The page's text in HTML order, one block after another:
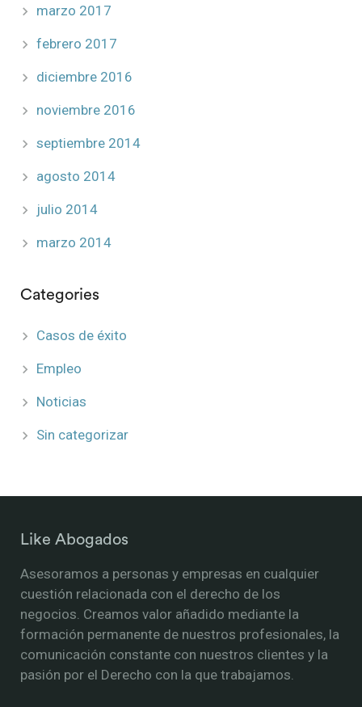
marzo 2017
febrero 2017
diciembre 2016
noviembre 2016
septiembre 2014
agosto 2014
julio 2014
marzo 2014
Categories
Casos de éxito
Empleo
Noticias
Sin categorizar
Like Abogados
Asesoramos a personas y empresas en cualquier
cuestión relacionada con el derecho de los
negocios. Creamos valor añadido mediante la
formación permanente de nuestros profesionales, la
comunicación constante con nuestros clientes y la
pasión por el Derecho con la que trabajamos.